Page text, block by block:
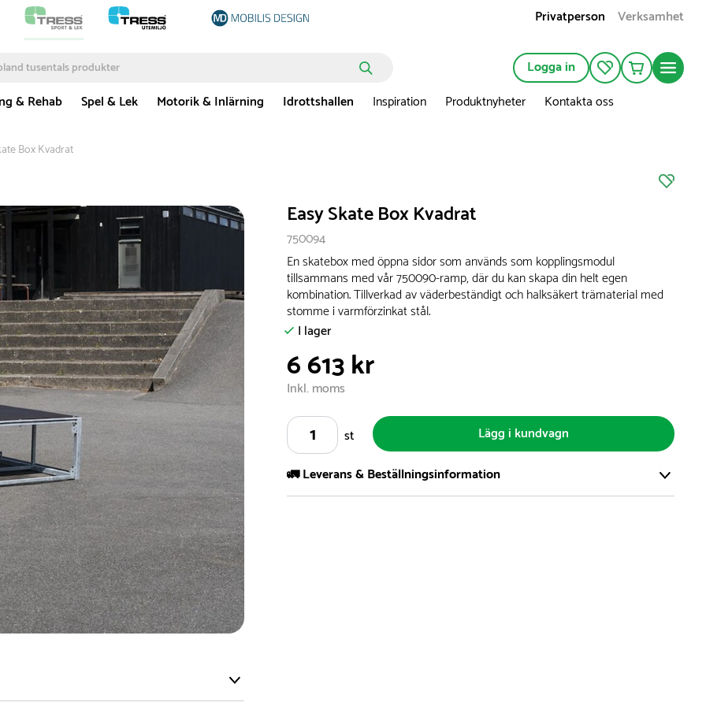
Privatperson Verksamhet
Logga in
& Rehab Spel & Lek Motorik & Inlärning Idrottshallen Inspiration Produktnyheter Kontakta oss
Box Kvadrat
Easy Skate Box Kvadrat
750094
En skatebox med öppna sidor som används som kopplingsmodul
tillsammans med vår 750090-ramp, där du kan skapa din helt egen
kombination. Tillverkad av väderbeständigt och halksäkert trämaterial med
stomme i varmförzinkat stål.
I lager
6 613 kr
Inkl. moms
st
Lägg i kundvagn
🚛 Leverans & Beställningsinformation